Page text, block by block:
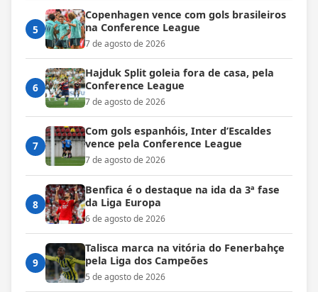
5
Copenhagen vence com gols brasileiros
na Conference League
7 de agosto de 2026
6
Hajduk Split goleia fora de casa, pela
Conference League
7 de agosto de 2026
7
Com gols espanhóis, Inter d’Escaldes
vence pela Conference League
7 de agosto de 2026
8
Benfica é o destaque na ida da 3ª fase
da Liga Europa
6 de agosto de 2026
9
Talisca marca na vitória do Fenerbahçe
pela Liga dos Campeões
5 de agosto de 2026